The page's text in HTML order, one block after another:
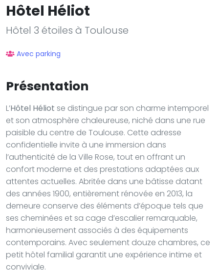
Hôtel Héliot
Hôtel 3 étoiles à Toulouse
Avec parking
Présentation
L’Hôtel Héliot se distingue par son charme intemporel
et son atmosphère chaleureuse, niché dans une rue
paisible du centre de Toulouse. Cette adresse
confidentielle invite à une immersion dans
l’authenticité de la Ville Rose, tout en offrant un
confort moderne et des prestations adaptées aux
attentes actuelles. Abritée dans une bâtisse datant
des années 1900, entièrement rénovée en 2013, la
demeure conserve des éléments d’époque tels que
ses cheminées et sa cage d’escalier remarquable,
harmonieusement associés à des équipements
contemporains. Avec seulement douze chambres, ce
petit hôtel familial garantit une expérience intime et
conviviale.